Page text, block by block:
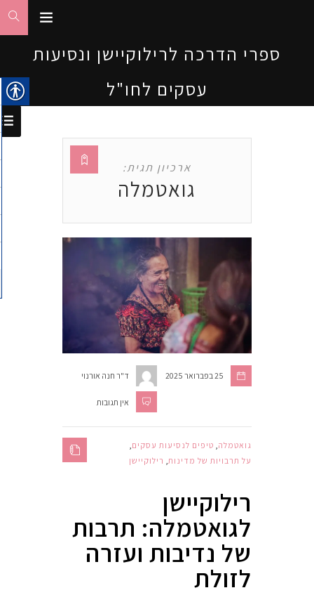
ספרי הדרכה לרילוקיישן ונסיעות
עסקים לחו"ל
ארכיון תגית:
גואטמלה
ד"ר חנה אורנוי 25 בפברואר 2025
אין תגובות
גואטמלה טיפים לנסיעות עסקים
על תרבויות של מדינות רילוקיישן
רילוקיישן
לגואטמלה: תרבות
של נדיבות ועזרה
לזולת